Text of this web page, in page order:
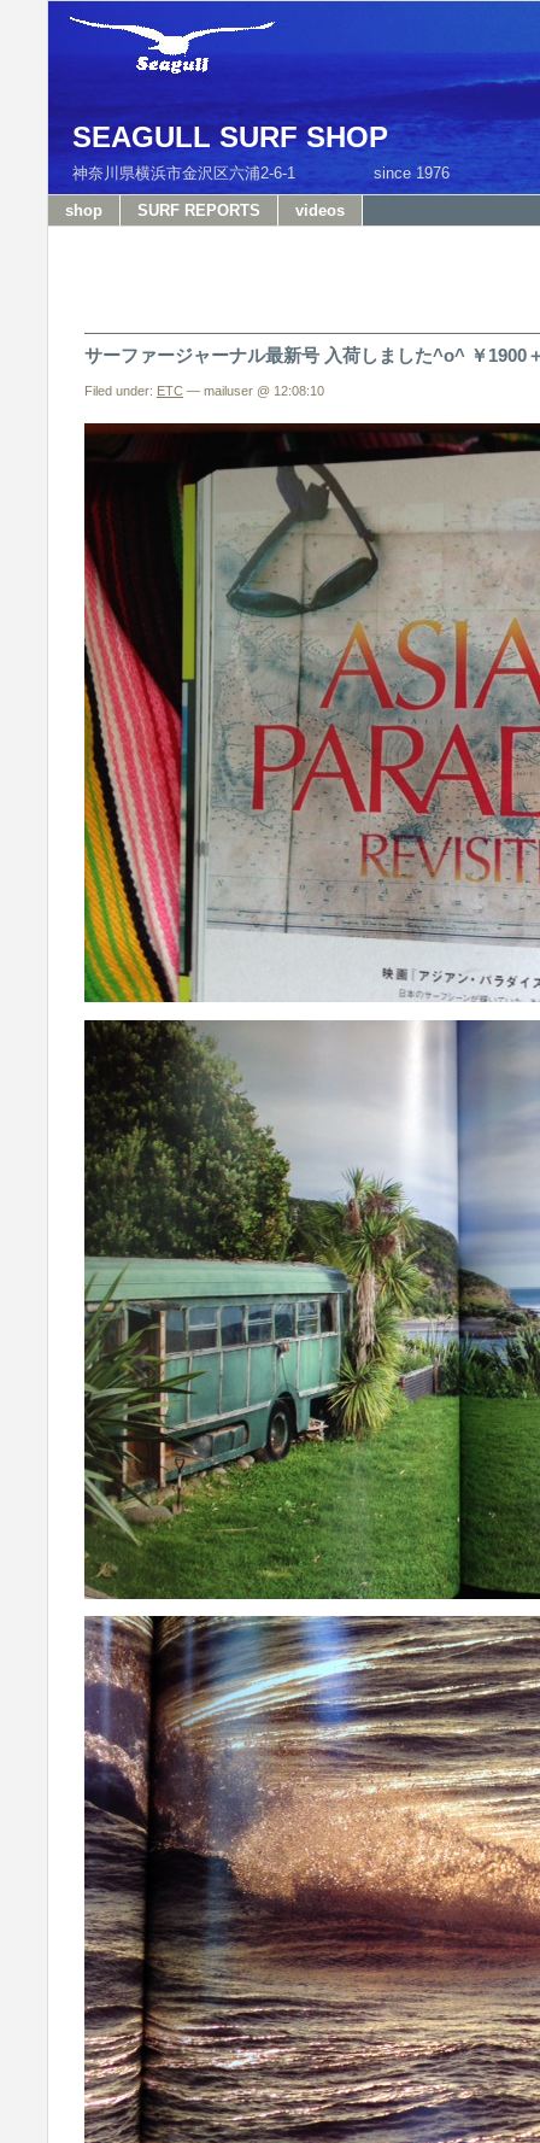
SEAGULL SURF SHOP
神奈川県横浜市金沢区六浦2-6-1 since
shop SURF REPORTS videos
サーファージャーナル最新号 入荷しました^o^ ￥1900
Filed under: ETC — mailuser @ 12:08:10